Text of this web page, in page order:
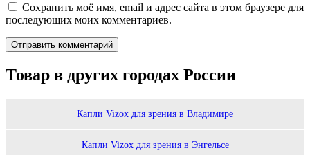
Сохранить моё имя, email и адрес сайта в этом браузере для
последующих моих комментариев.
Товар в других городах России
Капли Vizox для зрения в Владимире
Капли Vizox для зрения в Энгельсе